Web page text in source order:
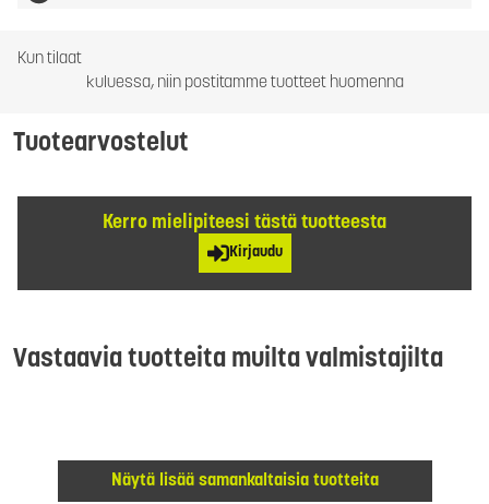
Kun tilaat
kuluessa, niin postitamme tuotteet huomenna
Tuotearvostelut
Kerro mielipiteesi tästä tuotteesta
Kirjaudu
Vastaavia tuotteita muilta valmistajilta
Näytä lisää samankaltaisia tuotteita